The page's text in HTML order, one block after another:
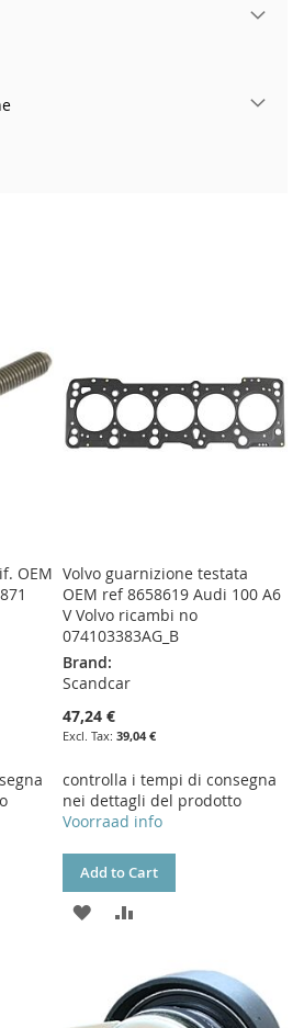
OEM Volvo guarnizione testata
OEM ref 8658619 Audi 100 A6
V Volvo ricambi no
074103383AG_B
Brand:
Scandcar
47,24 €
39,04 €
controlla i tempi di consegna
nei dettagli del prodotto
Voorraad info
Add to Cart
ADD
WISHCOMPARE